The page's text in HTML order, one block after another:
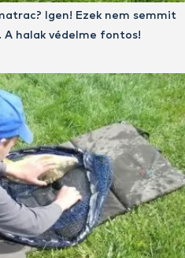
Igen! Ezek nem semmit
A halak védelme fontos!